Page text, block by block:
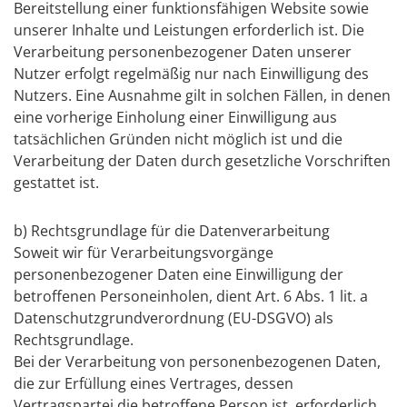
Bereitstellung einer funktionsfähigen Website sowie
unserer Inhalte und Leistungen erforderlich ist. Die
Verarbeitung personenbezogener Daten unserer
Nutzer erfolgt regelmäßig nur nach Einwilligung des
Nutzers. Eine Ausnahme gilt in solchen Fällen, in denen
eine vorherige Einholung einer Einwilligung aus
tatsächlichen Gründen nicht möglich ist und die
Verarbeitung der Daten durch gesetzliche Vorschriften
gestattet ist.
b) Rechtsgrundlage für die Datenverarbeitung
Soweit wir für Verarbeitungsvorgänge
personenbezogener Daten eine Einwilligung der
betroffenen Personeinholen, dient Art. 6 Abs. 1 lit. a
Datenschutzgrundverordnung (EU-DSGVO) als
Rechtsgrundlage.
Bei der Verarbeitung von personenbezogenen Daten,
die zur Erfüllung eines Vertrages, dessen